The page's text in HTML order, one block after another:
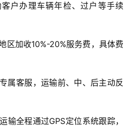
户办理车辆年检、过户等手续
区加收10%-20%服务费，具体费
属客服，运输前、中、后主动反
输全程通过GPS定位系统跟踪，